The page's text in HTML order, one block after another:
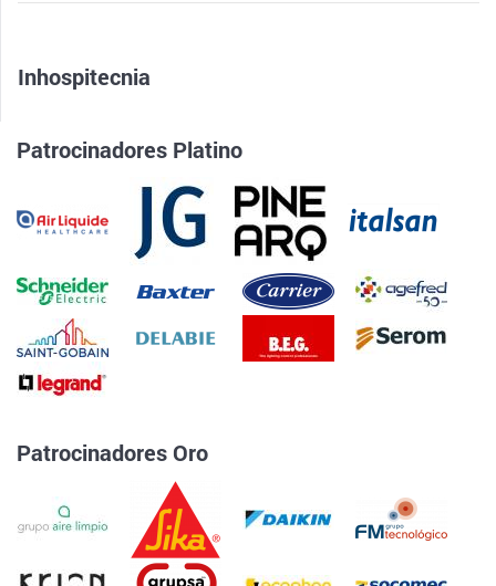
Inhospitecnia
Patrocinadores Platino
Patrocinadores Oro